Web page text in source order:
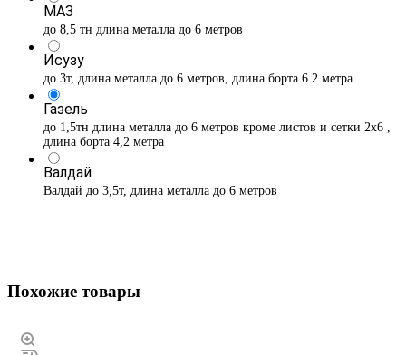
МАЗ
до 8,5 тн длина металла до 6 метров
Исузу
до 3т, длина металла до 6 метров, длина борта 6.2 метра
Газель
до 1,5тн длина металла до 6 метров кроме листов и сетки 2х6 ,
длина борта 4,2 метра
Валдай
Валдай до 3,5т, длина металла до 6 метров
Похожие товары